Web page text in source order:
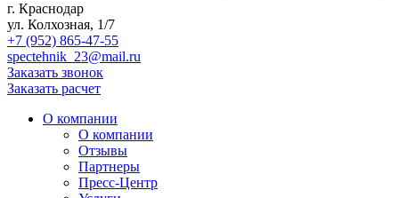
г. Краснодар
ул. Колхозная, 1/7
+7 (952) 865-47-55
spectehnik_23@mail.ru
Заказать звонок
Заказать расчет
О компании
О компании
Отзывы
Партнеры
Пресс-Центр